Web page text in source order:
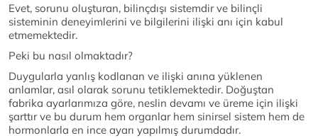
Evet, sorunu oluşturan, bilinçdışı sistemdir ve bilinçli
sisteminin deneyimlerini ve bilgilerini ilişki anı için kabul
etmemektedir.
Peki bu nasıl olmaktadır?
Duygularla yanlış kodlanan ve ilişki anına yüklenen
anlamlar, asıl olarak sorunu tetiklemektedir. Doğuştan
fabrika ayarlarımıza göre, neslin devamı ve üreme için ilişki
şarttır ve bu durum hem organlar hem sinirsel sistem hem de
hormonlarla en ince ayarı yapılmış durumdadır.